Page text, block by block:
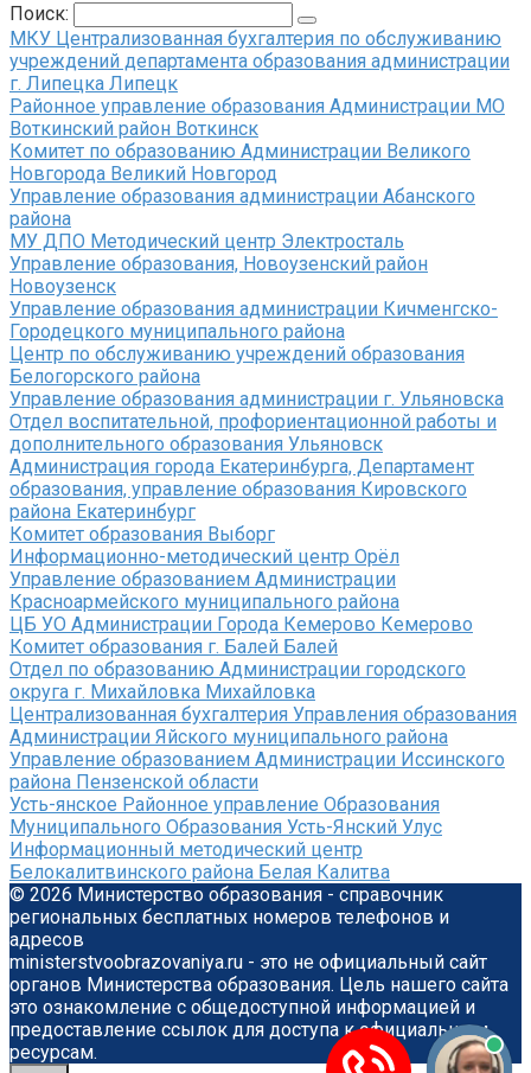
Поиск:
МКУ Централизованная бухгалтерия по обслуживанию
учреждений департамента образования администрации
г. Липецка Липецк
Районное управление образования Администрации МО
Воткинский район Воткинск
Комитет по образованию Администрации Великого
Новгорода Великий Новгород
Управление образования администрации Абанского
района
МУ ДПО Методический центр Электросталь
Управление образования, Новоузенский район
Новоузенск
Управление образования администрации Кичменгско-
Городецкого муниципального района
Центр по обслуживанию учреждений образования
Белогорского района
Управление образования администрации г. Ульяновска
Отдел воспитательной, профориентационной работы и
дополнительного образования Ульяновск
Администрация города Екатеринбурга, Департамент
образования, управление образования Кировского
района Екатеринбург
Комитет образования Выборг
Информационно-методический центр Орёл
Управление образованием Администрации
Красноармейского муниципального района
ЦБ УО Администрации Города Кемерово Кемерово
Комитет образования г. Балей Балей
Отдел по образованию Администрации городского
округа г. Михайловка Михайловка
Централизованная бухгалтерия Управления образования
Администрации Яйского муниципального района
Управление образованием Администрации Иссинского
района Пензенской области
Усть-янское Районное управление Образования
Муниципального Образования Усть-Янский Улус
Информационный методический центр
Белокалитвинского района Белая Калитва
© 2026 Министерство образования - справочник
региональных бесплатных номеров телефонов и
адресов
ministerstvoobrazovaniya.ru - это не официальный сайт
органов Министерства образования. Цель нашего сайта
это ознакомление с общедоступной информацией и
предоставление ссылок для доступа к официальным
ресурсам.